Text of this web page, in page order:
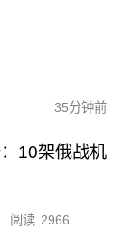
35分钟前
10架俄战机
阅读 2966